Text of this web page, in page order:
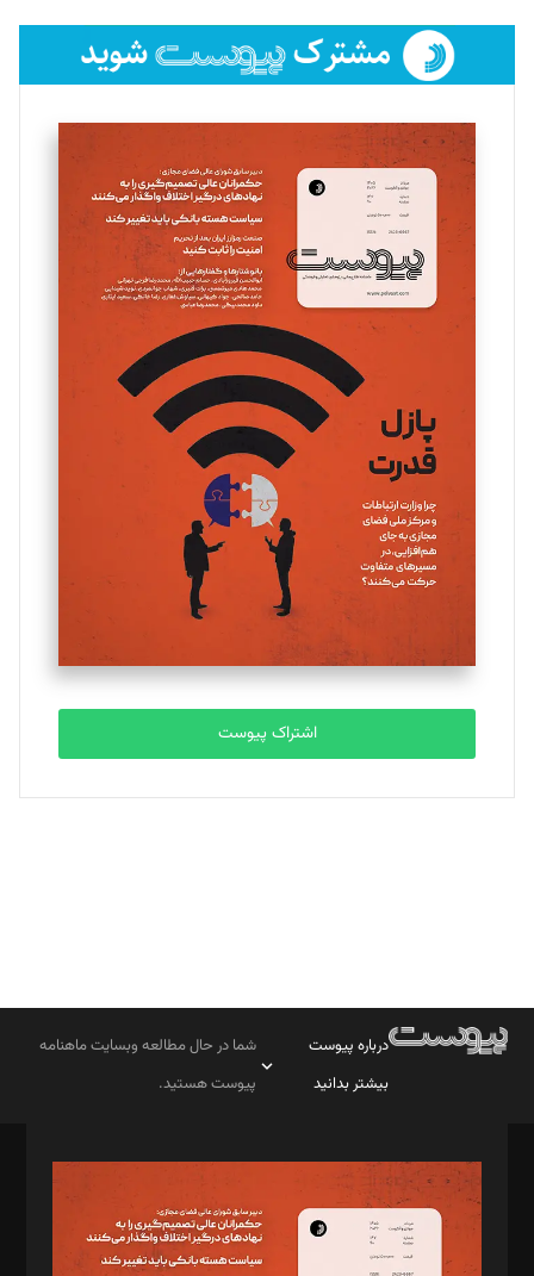
فائزه فتحی رستمی
تحریریه
سروش کرمیان
تحریریه
مینا پاکدل
یسنا امان‌پور
تحریریه
ملینا جعفری
تحریریه
مصطفی مسجدی آرانی
تحریریه
بابک نقاش
تحریریه
اشتراک پیوست
درباره پیوست
بیشتر بدانید
شما در حال مطالعه وبسایت ماهنامه
پیوست هستید.
مدیر مسئول: محمدباقر اثنی‌عشری
سردبیر: مهرک محمودی
دبیر تحریریه: میثم قاسمی